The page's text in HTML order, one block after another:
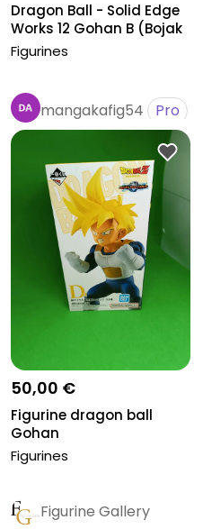
Dragon Ball - Solid Edge
Works 12 Gohan B (Bojak
e...
Figurines
mangakafig54 Pro
50,00 €
Figurine dragon ball
Gohan
Figurines
Figurine Gallery